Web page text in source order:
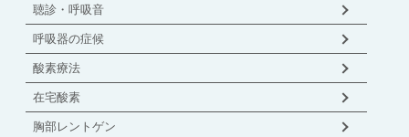
聴診・呼吸音
呼吸器の症候
酸素療法
在宅酸素
胸部レントゲン